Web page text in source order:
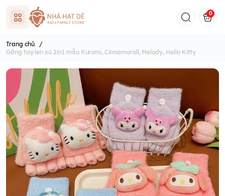
0
Trang chủ
/
Găng tay len xù 2in1 mẫu Kuromi, Cinnamoroll, Melody, Hello Kitty